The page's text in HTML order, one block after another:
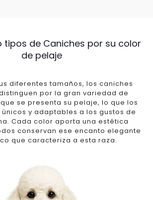
tipos de Caniches por su color
de pelaje
diferentes tamaños, los caniches
por la gran variedad de
se presenta su pelaje, lo que los
y adaptables a los gustos de
Cada color aporta una estética
conservan ese encanto elegante
que caracteriza a esta raza.